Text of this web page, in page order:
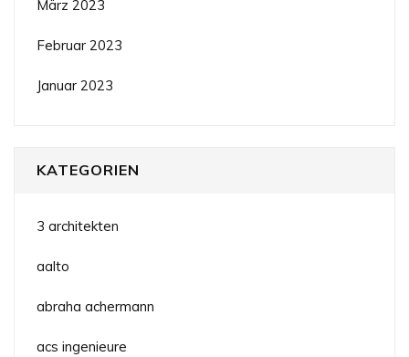
März 2023
Februar 2023
Januar 2023
KATEGORIEN
3 architekten
aalto
abraha achermann
acs ingenieure